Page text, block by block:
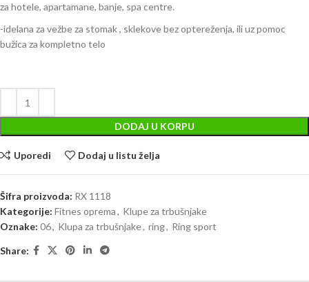
za hotele, apartamane, banje, spa centre.
-idelana za vežbe za stomak , sklekove bez optereženja, ili uz pomoc
bužica za kompletno telo
DODAJ U KORPU
Uporedi Dodaj u listu želja
Šifra proizvoda: RX 1118
Kategorije: Fitnes oprema, Klupe za trbušnjake
Oznake: 06, Klupa za trbušnjake, ring, Ring sport
Share: